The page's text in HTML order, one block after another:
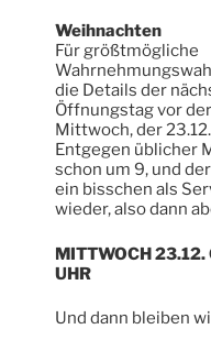
Weihnachten
Für größtmögliche
die Details der
Öffnungstag vor
Mittwoch, der 23.12.
Entgegen üblicher
schon um 9, und
ein bisschen als
wieder, also dann
MITTWOCH 23.12.
UHR
Und dann bleiben